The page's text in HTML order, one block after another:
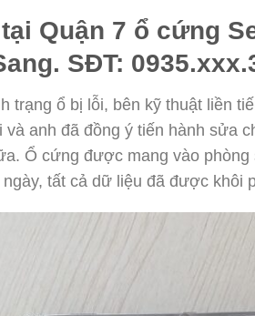
Quận 7 ổ cứng
SĐT:
trạng ổ bị lỗi, bên kỹ thuật liền
và anh đã đồng ý tiến hành sửa
Ổ cứng được mang vào
tất cả dữ liệu đã được khôi